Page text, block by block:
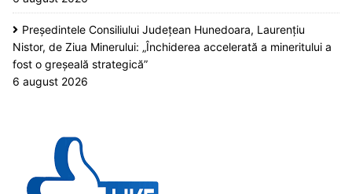
Președintele Consiliului Județean Hunedoara, Laurențiu
Nistor, de Ziua Minerului: „Închiderea accelerată a mineritului a
fost o greșeală strategică”
6 august 2026